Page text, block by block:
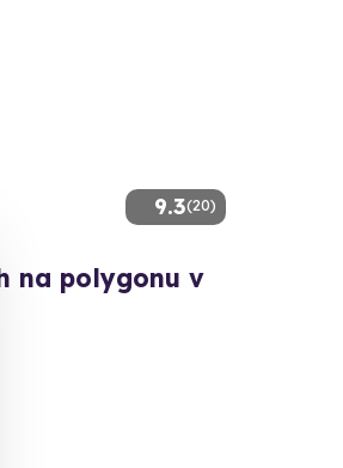
9.3(20)
na polygonu v